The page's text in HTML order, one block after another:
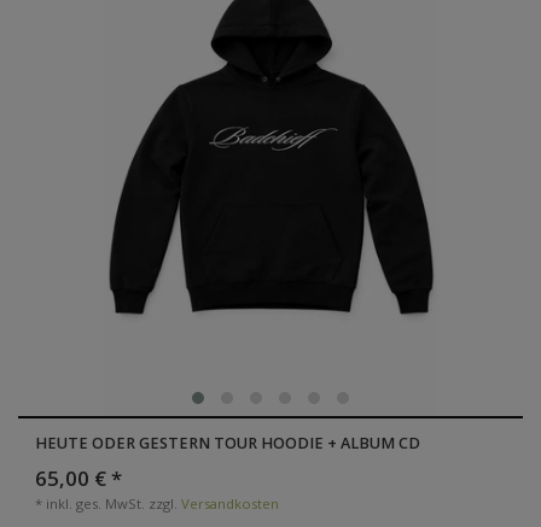
HEUTE ODER GESTERN TOUR HOODIE + ALBUM CD
65,00 € *
* inkl. ges. MwSt. zzgl. Versandkosten